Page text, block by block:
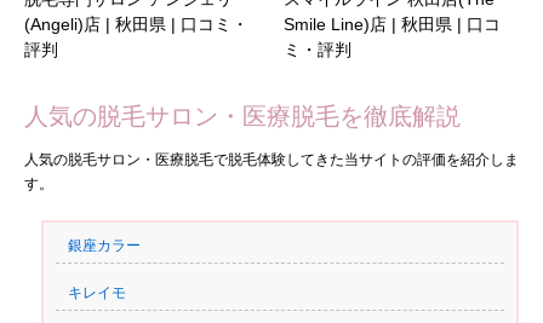
(Angeli)店 | 秋田県 | 口コミ・
評判
Smile Line)店 | 秋田県 | 口コ
ミ・評判
人気の脱毛サロン・医療脱毛を徹底解説
人気の脱毛サロン・医療脱毛で脱毛体験してきた当サイトの評価を紹介しま
す。
銀座カラー
キレイモ